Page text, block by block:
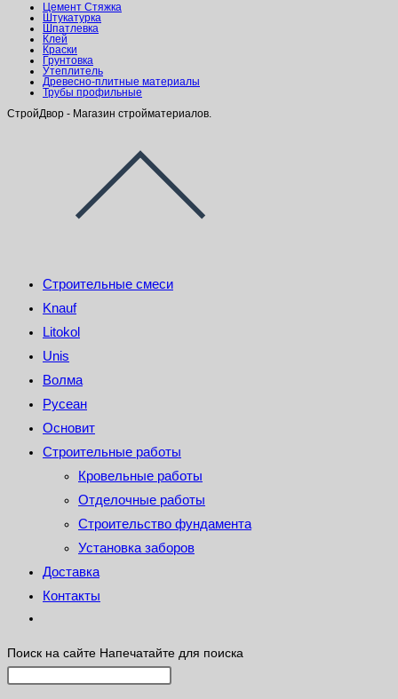
Цемент Стяжка
Штукатурка
Шпатлевка
Клей
Краски
Грунтовка
Утеплитель
Древесно-плитные материалы
Трубы профильные
СтройДвор - Магазин стройматериалов.
Строительные смеси
Knauf
Litokol
Unis
Волма
Русеан
Основит
Строительные работы
Кровельные работы
Отделочные работы
Строительство фундамента
Установка заборов
Доставка
Контакты
Поиск на сайте Напечатайте для поиска